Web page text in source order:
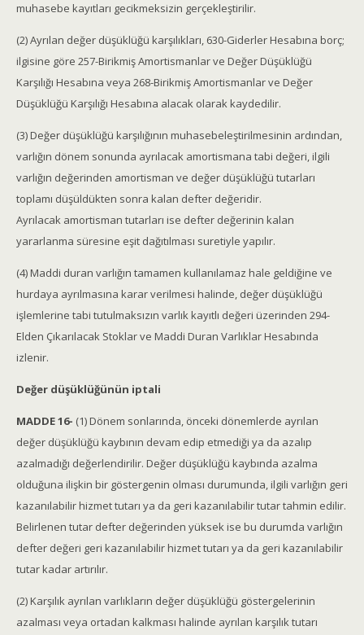
muhasebe kayıtları gecikmeksizin gerçekleştirilir.
(2) Ayrılan değer düşüklüğü karşılıkları, 630-Giderler Hesabına borç;
ilgisine göre 257-Birikmiş Amortismanlar ve Değer Düşüklüğü
Karşılığı Hesabına veya 268-Birikmiş Amortismanlar ve Değer
Düşüklüğü Karşılığı Hesabına alacak olarak kaydedilir.
(3) Değer düşüklüğü karşılığının muhasebeleştirilmesinin ardından,
varlığın dönem sonunda ayrılacak amortismana tabi değeri, ilgili
varlığın değerinden amortisman ve değer düşüklüğü tutarları
toplamı düşüldükten sonra kalan defter değeridir.
Ayrılacak amortisman tutarları ise defter değerinin kalan
yararlanma süresine eşit dağıtılması suretiyle yapılır.
(4) Maddi duran varlığın tamamen kullanılamaz hale geldiğine ve
hurdaya ayrılmasına karar verilmesi halinde, değer düşüklüğü
işlemlerine tabi tutulmaksızın varlık kayıtlı değeri üzerinden 294-
Elden Çıkarılacak Stoklar ve Maddi Duran Varlıklar Hesabında
izlenir.
Değer düşüklüğünün iptali
MADDE 16- (1) Dönem sonlarında, önceki dönemlerde ayrılan
değer düşüklüğü kaybının devam edip etmediği ya da azalıp
azalmadığı değerlendirilir. Değer düşüklüğü kaybında azalma
olduğuna ilişkin bir göstergenin olması durumunda, ilgili varlığın geri
kazanılabilir hizmet tutarı ya da geri kazanılabilir tutar tahmin edilir.
Belirlenen tutar defter değerinden yüksek ise bu durumda varlığın
defter değeri geri kazanılabilir hizmet tutarı ya da geri kazanılabilir
tutar kadar artırılır.
(2) Karşılık ayrılan varlıkların değer düşüklüğü göstergelerinin
azalması veya ortadan kalkması halinde ayrılan karşılık tutarı